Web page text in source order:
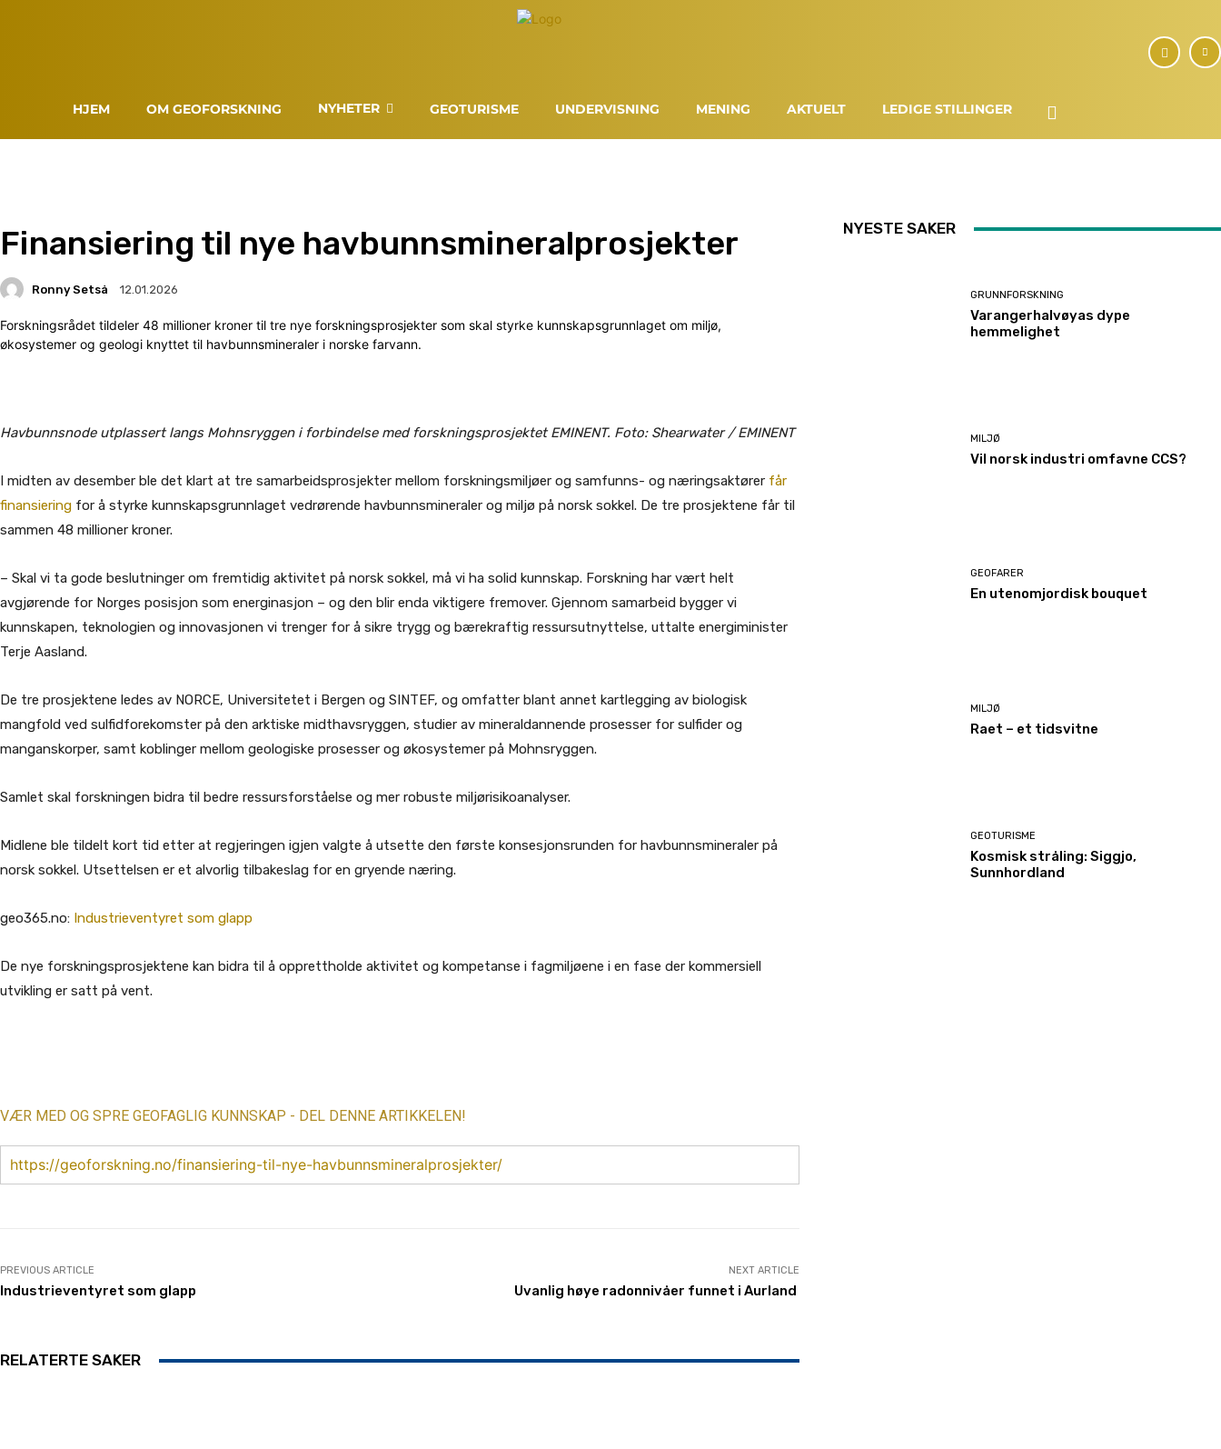
HJEM OM GEOFORSKNING NYHETER GEOTURISME UNDERVISNING MENING AKTUELT LEDIGE STILLINGER
Finansiering til nye havbunnsmineralprosjekter
Ronny Setså 12.01.2026
Forskningsrådet tildeler 48 millioner kroner til tre nye forskningsprosjekter som skal styrke kunnskapsgrunnlaget om miljø,
økosystemer og geologi knyttet til havbunnsmineraler i norske farvann.
Havbunnsnode utplassert langs Mohnsryggen i forbindelse med forskningsprosjektet EMINENT. Foto: Shearwater / EMINENT
I midten av desember ble det klart at tre samarbeidsprosjekter mellom forskningsmiljøer og samfunns- og næringsaktører får
finansiering for å styrke kunnskapsgrunnlaget vedrørende havbunnsmineraler og miljø på norsk sokkel. De tre prosjektene får til
sammen 48 millioner kroner.
– Skal vi ta gode beslutninger om fremtidig aktivitet på norsk sokkel, må vi ha solid kunnskap. Forskning har vært helt
avgjørende for Norges posisjon som energinasjon – og den blir enda viktigere fremover. Gjennom samarbeid bygger vi
kunnskapen, teknologien og innovasjonen vi trenger for å sikre trygg og bærekraftig ressursutnyttelse, uttalte energiminister
Terje Aasland.
De tre prosjektene ledes av NORCE, Universitetet i Bergen og SINTEF, og omfatter blant annet kartlegging av biologisk
mangfold ved sulfidforekomster på den arktiske midthavsryggen, studier av mineraldannende prosesser for sulfider og
manganskorper, samt koblinger mellom geologiske prosesser og økosystemer på Mohnsryggen.
Samlet skal forskningen bidra til bedre ressursforståelse og mer robuste miljørisikoanalyser.
Midlene ble tildelt kort tid etter at regjeringen igjen valgte å utsette den første konsesjonsrunden for havbunnsmineraler på
norsk sokkel. Utsettelsen er et alvorlig tilbakeslag for en gryende næring.
geo365.no: Industrieventyret som glapp
De nye forskningsprosjektene kan bidra til å opprettholde aktivitet og kompetanse i fagmiljøene i en fase der kommersiell
utvikling er satt på vent.
VÆR MED OG SPRE GEOFAGLIG KUNNSKAP - DEL DENNE ARTIKKELEN!
https://geoforskning.no/finansiering-til-nye-havbunnsmineralprosjekter/
PREVIOUS ARTICLE
Industrieventyret som glapp
NEXT ARTICLE
Uvanlig høye radonnivåer funnet i Aurland
RELATERTE SAKER
NYESTE SAKER
GRUNNFORSKNING
Varangerhalvøyas dype
hemmelighet
MILJØ
Vil norsk industri omfavne CCS?
GEOFARER
En utenomjordisk bouquet
MILJØ
Raet – et tidsvitne
GEOTURISME
Kosmisk stråling: Siggjo,
Sunnhordland